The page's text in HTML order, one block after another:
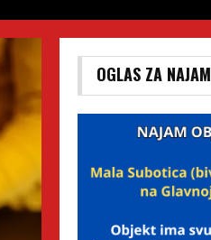
OGLAS ZA NAJAM